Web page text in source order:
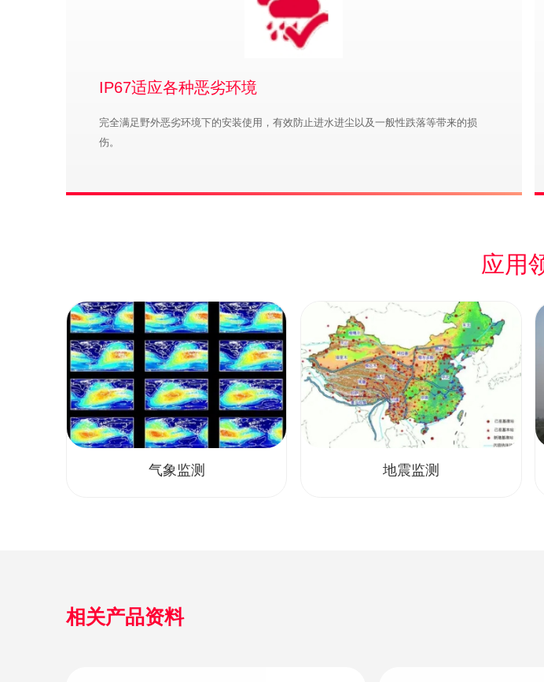
IP67适应各种恶劣环境
完全满足野外恶劣环境下的安装使用，有效防止进水进尘以及一般性跌落等带来的损
伤。
应用
气象监测 地震监测
相关产品资料